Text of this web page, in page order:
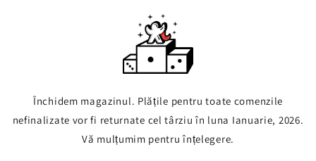
Închidem magazinul. Plățile pentru toate comenzile
nefinalizate vor fi returnate cel târziu în luna Ianuarie, 2026.
Vă mulțumim pentru înțelegere.